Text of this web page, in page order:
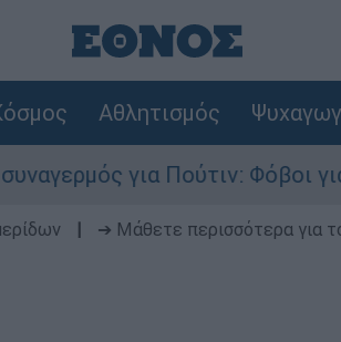
Αθλητισμός
Πούτιν: Φόβοι για ρωσικό
➔ Μάθετε περισσότερα για